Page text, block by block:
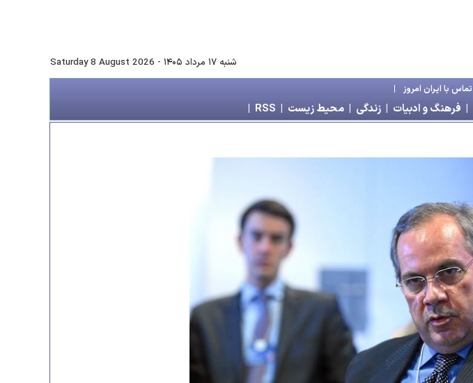
شنبه ۱۷ مرداد ۱۴۰۵ -
Saturday 8 August 2026
تماس با ايران امروز |
| فرهنگ و ادبيات | زندگی | محیط زیست |
RSS
|